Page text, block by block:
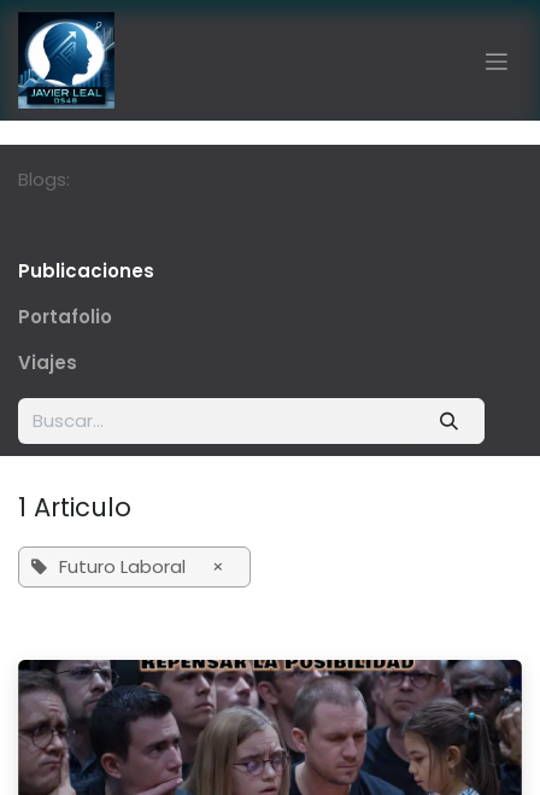
Ir al contenido
Blogs:
Publicaciones
Portafolio
Viajes
1 Articulo
Futuro Laboral ×